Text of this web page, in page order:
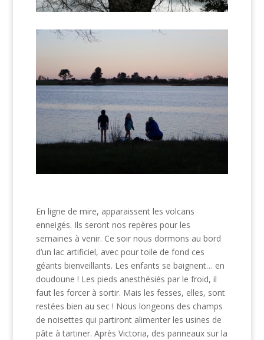
En ligne de mire, apparaissent les volcans
enneigés. Ils seront nos repères pour les
semaines à venir. Ce soir nous dormons au bord
d’un lac artificiel, avec pour toile de fond ces
géants bienveillants. Les enfants se baignent… en
doudoune ! Les pieds anesthésiés par le froid, il
faut les forcer à sortir. Mais les fesses, elles, sont
restées bien au sec ! Nous longeons des champs
de noisettes qui partiront alimenter les usines de
pâte à tartiner. Après Victoria, des panneaux sur la